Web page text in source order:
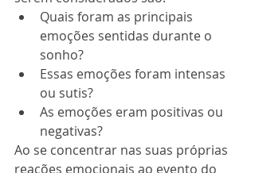
Quais foram as principais
emoções sentidas durante o
sonho?
Essas emoções foram intensas
ou sutis?
As emoções eram positivas ou
negativas?
Ao se concentrar nas suas próprias
reações emocionais ao evento do